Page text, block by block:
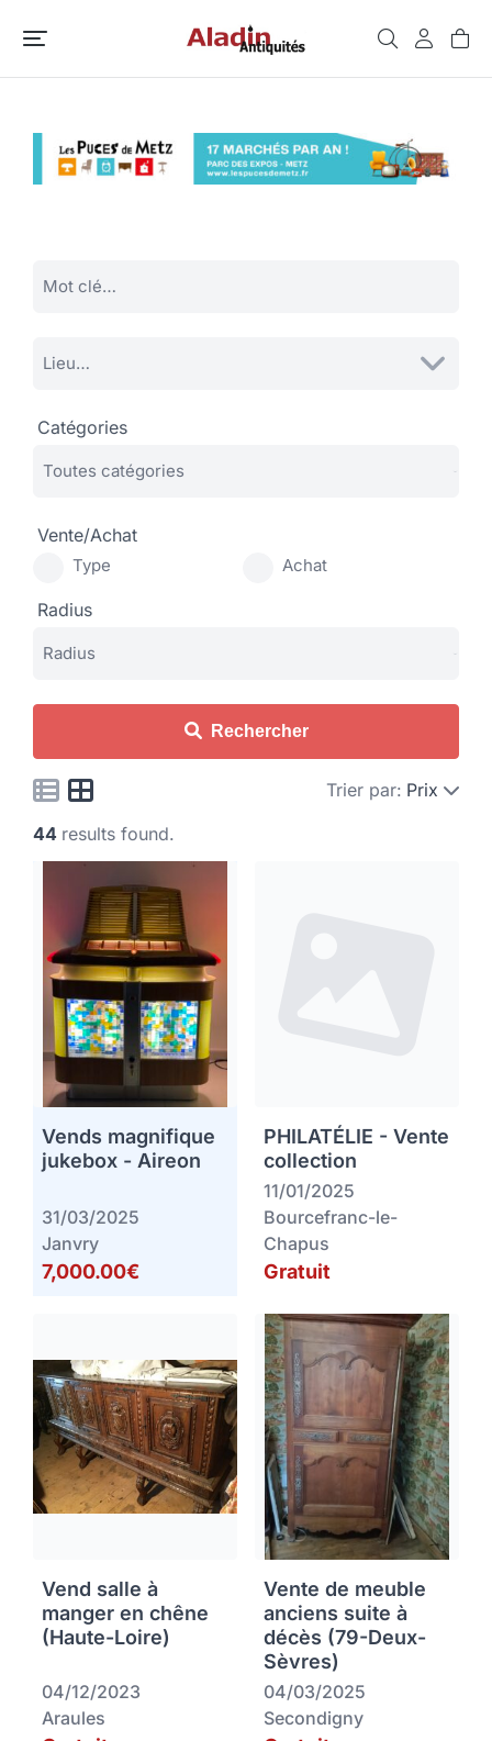
Catégories
Vente/Achat
Type Achat
Radius
Rechercher
Trier par: Prix
44 results found.
Vends magnifique
jukebox - Aireon
31/03/2025
Janvry
7,000.00€
PHILATÉLIE - Vente
collection
11/01/2025
Bourcefranc-le-
Chapus
Gratuit
Vend salle à
manger en chêne
(Haute-Loire)
04/12/2023
Araules
Vente de meuble
anciens suite à
décès (79-Deux-
Sèvres)
04/03/2025
Secondigny